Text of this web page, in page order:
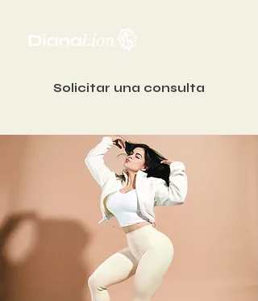
Solicitar una consulta